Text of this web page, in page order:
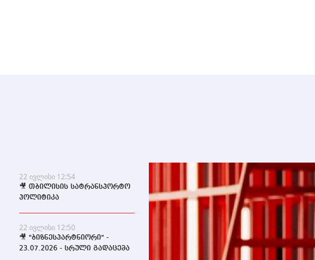
22 ივლისი 12:54
🎥 თბილისის სატრანსპორტო
პოლიტიკა
22 ივლისი 12:50
🎥 "ბიზნესპარტნიორი" -
23.07.2026 - სრული გადაცემა